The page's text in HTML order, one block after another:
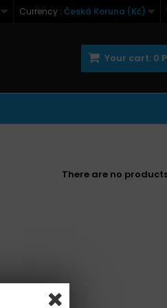
Currency : Česká Koruna (Kč)
Your cart: 0
There are no